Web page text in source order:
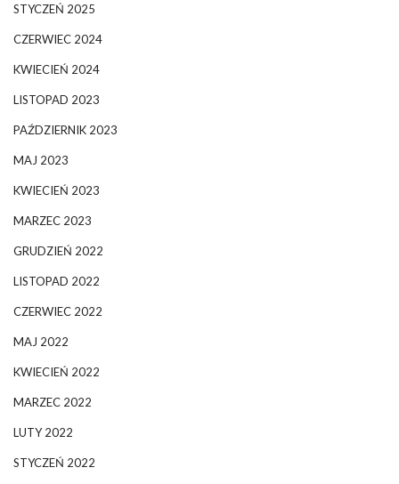
STYCZEŃ 2025
CZERWIEC 2024
KWIECIEŃ 2024
LISTOPAD 2023
PAŹDZIERNIK 2023
MAJ 2023
KWIECIEŃ 2023
MARZEC 2023
GRUDZIEŃ 2022
LISTOPAD 2022
CZERWIEC 2022
MAJ 2022
KWIECIEŃ 2022
MARZEC 2022
LUTY 2022
STYCZEŃ 2022